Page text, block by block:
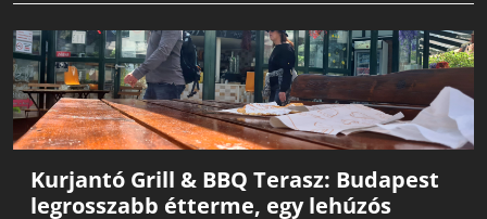
Kurjantó Grill & BBQ Terasz: Budapest
legrosszabb étterme, egy lehúzós